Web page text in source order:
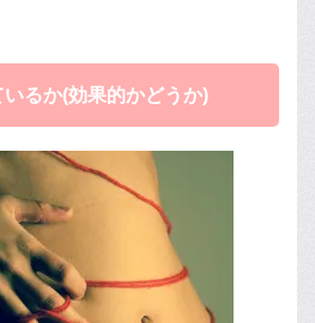
るか(効果的かどうか)